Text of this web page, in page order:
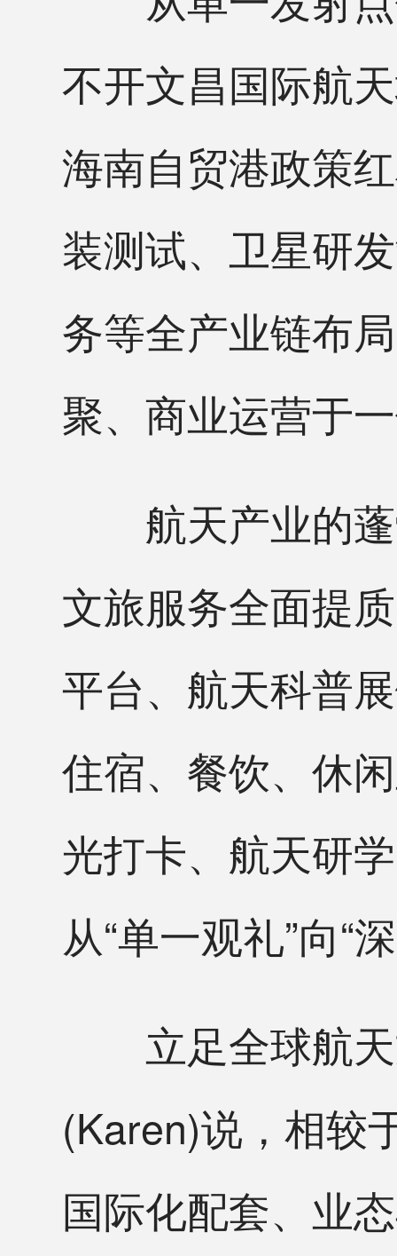
不开文昌国际航
海南自贸港政策
装测试、卫星研
务等全产业链布
聚、商业运营于
航天产业的蓬
文旅服务全面提
平台、航天科普
住宿、餐饮、休
光打卡、航天研
从“单一观礼”向“
立足全球航天
(Karen)说，相较
国际化配套、业